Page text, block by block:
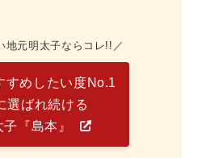
地元明太子ならコレ!!
すめしたい度No.1
選ばれ続ける
『島本』